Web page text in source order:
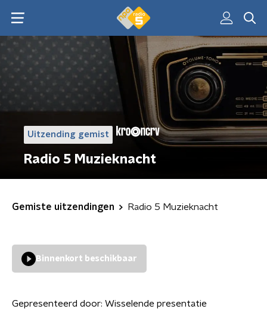
Uitzending gemist
Radio 5 Muzieknacht
Gemiste uitzendingen Radio 5 Muzieknacht
Binnenkort beschikbaar
Gepresenteerd door: Wisselende presentatie